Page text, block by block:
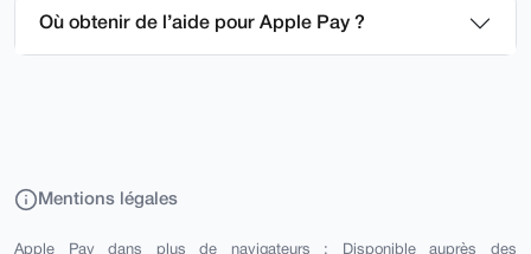
Où obtenir de l’aide pour Apple Pay ?
Mentions légales
Apple Pay dans plus de navigateurs : Disponible auprès des